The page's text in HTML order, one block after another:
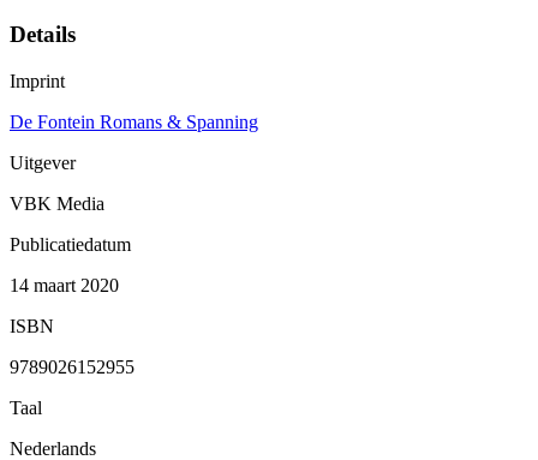
Details
Imprint
De Fontein Romans & Spanning
Uitgever
VBK Media
Publicatiedatum
14 maart 2020
ISBN
9789026152955
Taal
Nederlands